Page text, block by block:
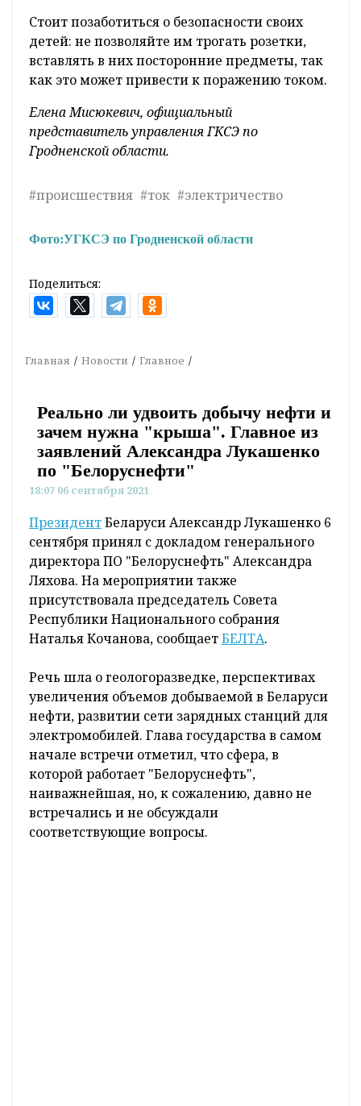
Стоит позаботиться о безопасности своих
детей: не позволяйте им трогать розетки,
вставлять в них посторонние предметы, так
как это может привести к поражению током.
Елена Мисюкевич, официальный
представитель управления ГКСЭ по
Гродненской области.
#происшествия #ток #электричество
Фото:УГКСЭ по Гродненской области
Поделиться:
Главная Новости Главное
Реально ли удвоить добычу нефти и
зачем нужна "крыша". Главное из
заявлений Александра Лукашенко
по "Белоруснефти"
18:07 06 сентября 2021
ПрезидентБеларуси Александр Лукашенко 6
сентября принял с докладом генерального
директора ПО "Белоруснефть" Александра
Ляхова. На мероприятии также
присутствовала председатель Совета
Республики Национального собрания
Наталья Кочанова, сообщает